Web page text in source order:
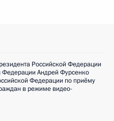
Российской Федерации
Андрей Фурсенко
Федерации по приёму
в режиме видео-